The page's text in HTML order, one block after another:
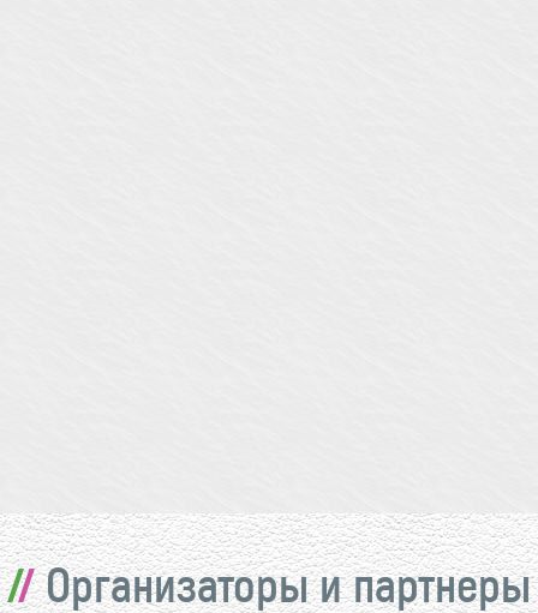
Организаторы и партнеры